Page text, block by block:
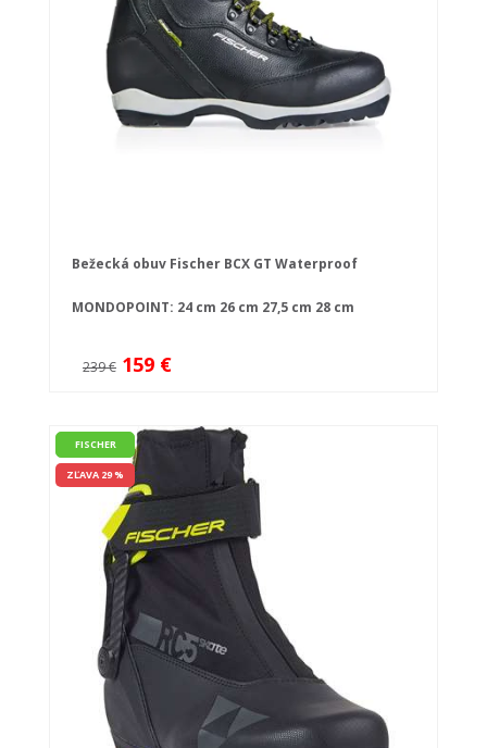
Bežecká obuv Fischer BCX GT Waterproof
MONDOPOINT: 24 cm 26 cm 27,5 cm 28 cm
239 € 159 €
FISCHER
ZĽAVA 29 %